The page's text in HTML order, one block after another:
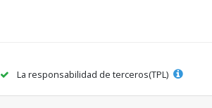
La responsabilidad de terceros(TPL)